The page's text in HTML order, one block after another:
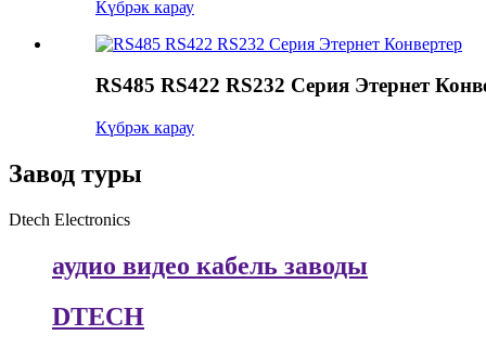
Күбрәк карау
RS485 RS422 RS232 Серия Этернет
Күбрәк карау
Завод туры
Dtech Electronics
аудио видео кабель заводы
DTECH